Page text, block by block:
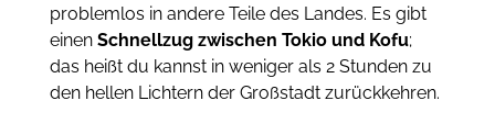
problemlos in andere Teile des Landes. Es gibt
einen Schnellzug zwischen Tokio und Kofu;
das heißt du kannst in weniger als 2 Stunden zu
den hellen Lichtern der Großstadt zurückkehren.